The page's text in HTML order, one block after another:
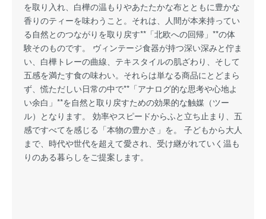
を取り入れ、白樺の温もりやあたたかな布とともに豊かな
香りのティーを味わうこと。それは、人間が本来持ってい
る自然とのつながりを取り戻す**「北欧への回帰」**の体
験そのものです。 ヴィンテージ食器が持つ深い深みと佇ま
い、白樺トレーの曲線、テキスタイルの肌ざわり、そして
五感を満たす食の味わい。それらは単なる商品にとどまら
ず、慌ただしい日常の中で**「アナログ的な思考や心地よ
い余白」**を自然と取り戻すための効果的な触媒（ツー
ル）となります。 効率やスピードからふと立ち止まり、五
感ですべてを感じる「本物の豊かさ」を。 子どもから大人
まで、時代や世代を超えて愛され、受け継がれていく温も
りのある暮らしをご提案します。